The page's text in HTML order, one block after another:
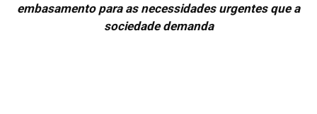
embasamento para as necessidades urgentes que a
sociedade demanda